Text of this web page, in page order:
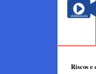
Riscos e